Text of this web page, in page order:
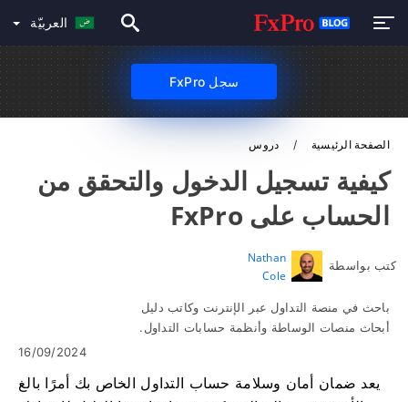
العربيّة
سجل FxPro
الصفحة الرئيسية دروس
كيفية تسجيل الدخول والتحقق من
الحساب على FxPro
كتب بواسطة
Nathan
Cole
باحث في منصة التداول عبر الإنترنت وكاتب دليل
أبحاث منصات الوساطة وأنظمة حسابات التداول.
16/09/2024
يعد ضمان أمان وسلامة حساب التداول الخاص بك أمرًا بالغ